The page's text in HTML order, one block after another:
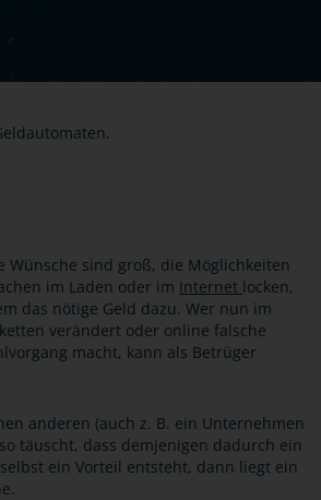
Wünsche sind groß, die Möglichkeiten
im Laden oder im Internet locken,
das nötige Geld dazu. Wer nun im
verändert oder online falsche
macht, kann als Betrüger
anderen (auch z. B. ein Unternehmen
täuscht, dass demjenigen dadurch ein
ein Vorteil entsteht, dann liegt ein